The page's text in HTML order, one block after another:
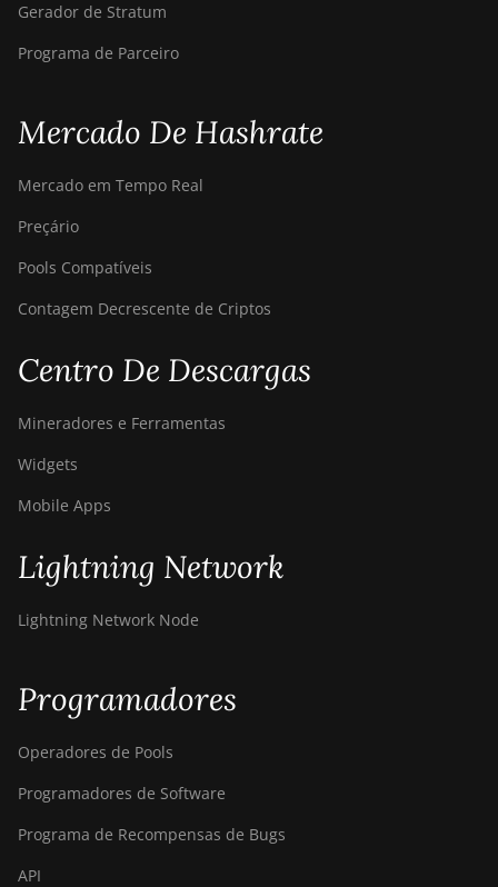
Gerador de Stratum
Programa de Parceiro
Mercado De Hashrate
Mercado em Tempo Real
Preçário
Pools Compatíveis
Contagem Decrescente de Criptos
Centro De Descargas
Mineradores e Ferramentas
Widgets
Mobile Apps
Lightning Network
Lightning Network Node
Programadores
Operadores de Pools
Programadores de Software
Programa de Recompensas de Bugs
API